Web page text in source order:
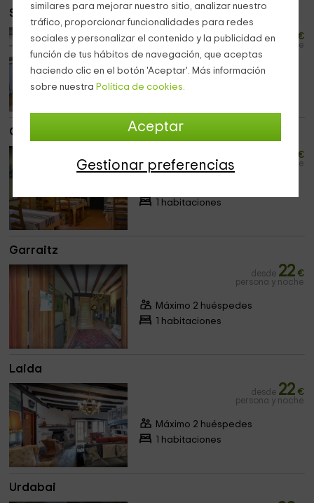
similares para mejorar nuestro sitio, analizar nuestro
tráfico, proporcionar funcionalidades para redes
sociales y personalizar el contenido y la publicidad en
función de tus hábitos de navegación, que aceptas
haciendo clic en el botón 'Aceptar'. Más información
sobre nuestra Política de cookies.
Aceptar
Gestionar preferencias
Soluanes
desde
€
persona y noche
Máximo 2 huéspedes
1 habitaciones
Ogella
€
persona y noche
1 habitaciones
Garraitz
desde 22 €
persona y noche
Máximo 2 huéspedes
1 habitaciones
Laida
desde 22 €
persona y noche
Máximo 2 huéspedes
1 habitaciones
Urdabai